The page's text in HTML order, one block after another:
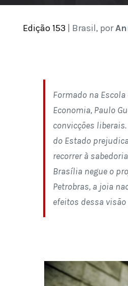
Edição 153 | Brasil, por
Formado na
Economia, Paulo
convicções
do Estado
recorrer à
Brasília negue o
Petrobras, a joia
efeitos dessa